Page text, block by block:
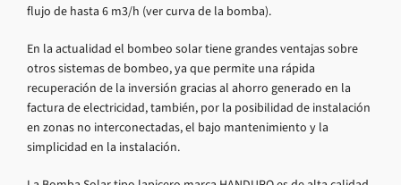
flujo de hasta 6 m3/h (ver curva de la bomba).
En la actualidad el bombeo solar tiene grandes ventajas sobre
otros sistemas de bombeo, ya que permite una rápida
recuperación de la inversión gracias al ahorro generado en la
factura de electricidad, también, por la posibilidad de instalación
en zonas no interconectadas, el bajo mantenimiento y la
simplicidad en la instalación.